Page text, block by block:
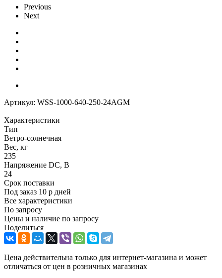
Previous
Next
Артикул: WSS-1000-640-250-24AGM
Характеристики
Тип
Ветро-солнечная
Вес, кг
235
Напряжение DC, В
24
Срок поставки
Под заказ 10 р дней
Все характеристики
По запросу
Цены и наличие по запросу
Поделиться
Цена действительна только для интернет-магазина и может
отличаться от цен в розничных магазинах